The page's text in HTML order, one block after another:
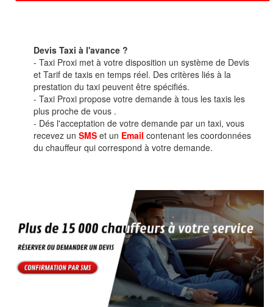
Devis Taxi à l'avance ?
- Taxi Proxi met à votre disposition un système de Devis
et Tarif de taxis en temps réel. Des critères liés à la
prestation du taxi peuvent être spécifiés.
- Taxi Proxi propose votre demande à tous les taxis les
plus proche de vous .
- Dés l'acceptation de votre demande par un taxi, vous
recevez un SMS et un Email contenant les coordonnées
du chauffeur qui correspond à votre demande.